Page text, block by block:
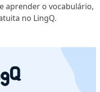
aprender o vocabulário,
no LingQ.